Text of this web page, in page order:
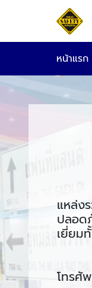
หน้าแรก
แหล่ง
ปลอด
เยี่ยม
โทรศั